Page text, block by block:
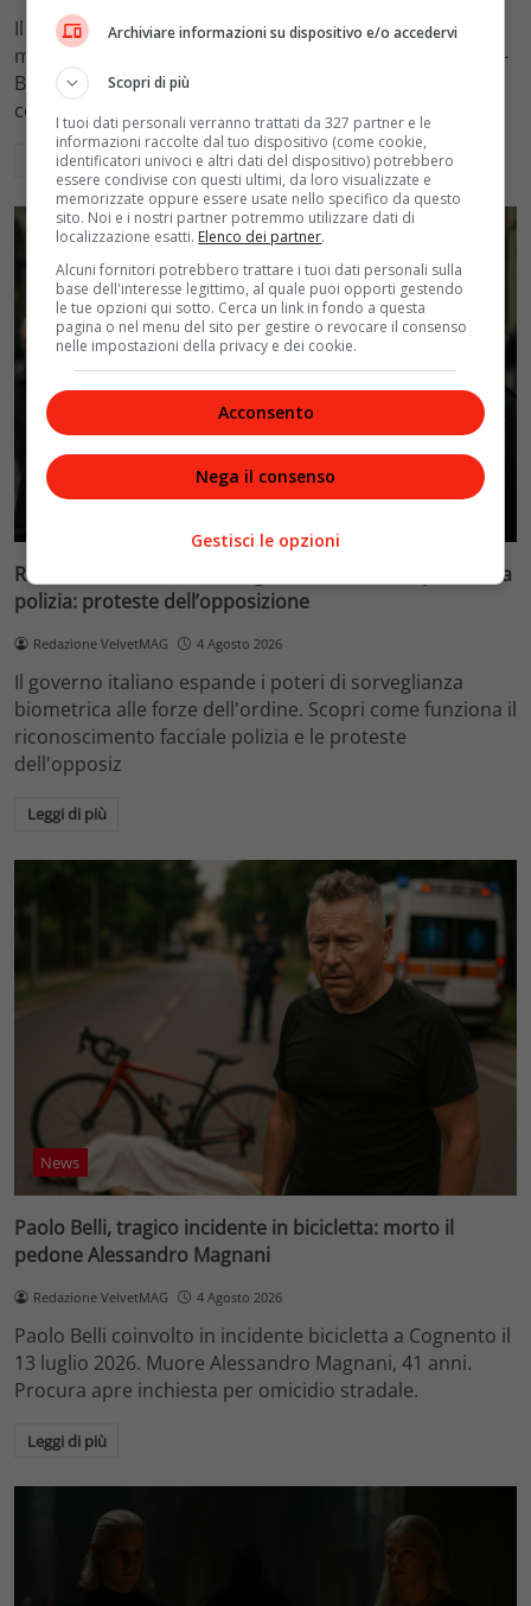
Il Tribunale di Roma ha fissato l'assegno di
mantenimento figli a 10.900 euro mensili nel caso Totti-
Blasi, respingendo la richiesta di 20mila euro della
conduttrice.
Leggi di più
Riconoscimento facciale, il governo accelera i poteri alla
polizia: proteste dell’opposizione
Redazione VelvetMAG 4 Agosto 2026
Il governo italiano espande i poteri di sorveglianza
biometrica alle forze dell'ordine. Scopri come funziona il
riconoscimento facciale polizia e le proteste
dell'opposiz
Leggi di più
News
Paolo Belli, tragico incidente in bicicletta: morto il
pedone Alessandro Magnani
Redazione VelvetMAG 4 Agosto 2026
Paolo Belli coinvolto in incidente bicicletta a Cognento il
13 luglio 2026. Muore Alessandro Magnani, 41 anni.
Procura apre inchiesta per omicidio stradale.
Leggi di più
Archiviare informazioni su dispositivo e/o accedervi
Scopri di più
I tuoi dati personali verranno trattati da 327 partner e le
informazioni raccolte dal tuo dispositivo (come cookie,
identificatori univoci e altri dati del dispositivo) potrebbero
essere condivise con questi ultimi, da loro visualizzate e
memorizzate oppure essere usate nello specifico da questo
sito. Noi e i nostri partner potremmo utilizzare dati di
localizzazione esatti. Elenco dei partner.
Alcuni fornitori potrebbero trattare i tuoi dati personali sulla
base dell'interesse legittimo, al quale puoi opporti gestendo
le tue opzioni qui sotto. Cerca un link in fondo a questa
pagina o nel menu del sito per gestire o revocare il consenso
nelle impostazioni della privacy e dei cookie.
Acconsento
Nega il consenso
Gestisci le opzioni